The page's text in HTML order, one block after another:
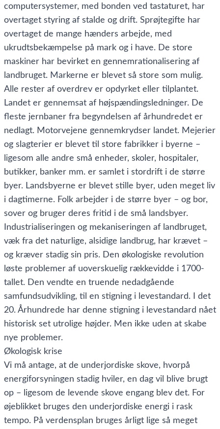
computersystemer, med bonden ved tastaturet, har
overtaget styring af stalde og drift. Sprøjtegifte har
overtaget de mange hænders arbejde, med
ukrudtsbekæmpelse på mark og i have. De store
maskiner har bevirket en gennemrationalisering af
landbruget. Markerne er blevet så store som mulig.
Alle rester af overdrev er opdyrket eller tilplantet.
Landet er gennemsat af højspændingsledninger. De
fleste jernbaner fra begyndelsen af århundredet er
nedlagt. Motorvejene gennemkrydser landet. Mejerier
og slagterier er blevet til store fabrikker i byerne –
ligesom alle andre små enheder, skoler, hospitaler,
butikker, banker mm. er samlet i stordrift i de større
byer. Landsbyerne er blevet stille byer, uden meget liv
i dagtimerne. Folk arbejder i de større byer – og bor,
sover og bruger deres fritid i de små landsbyer.
Industrialiseringen og mekaniseringen af landbruget,
væk fra det naturlige, alsidige landbrug, har krævet –
og kræver stadig sin pris. Den økologiske revolution
løste problemer af uoverskuelig rækkevidde i 1700-
tallet. Den vendte en truende nedadgående
samfundsudvikling, til en stigning i levestandard. I det
20. Århundrede har denne stigning i levestandard nået
historisk set utrolige højder. Men ikke uden at skabe
nye problemer.
Økologisk krise
Vi må antage, at de underjordiske skove, hvorpå
energiforsyningen stadig hviler, en dag vil blive brugt
op – ligesom de levende skove engang blev det. For
øjeblikket bruges den underjordiske energi i rask
tempo. På verdensplan bruges årligt lige så meget